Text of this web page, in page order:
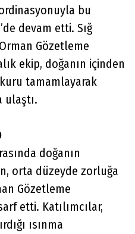
bu
devam etti. Sığ
Gözetleme
ekip, doğanın içinden
tamamlayarak
ulaştı.
doğanın
orta düzeyde zorluğa
Gözetleme
etti. Katılımcılar,
ısınma